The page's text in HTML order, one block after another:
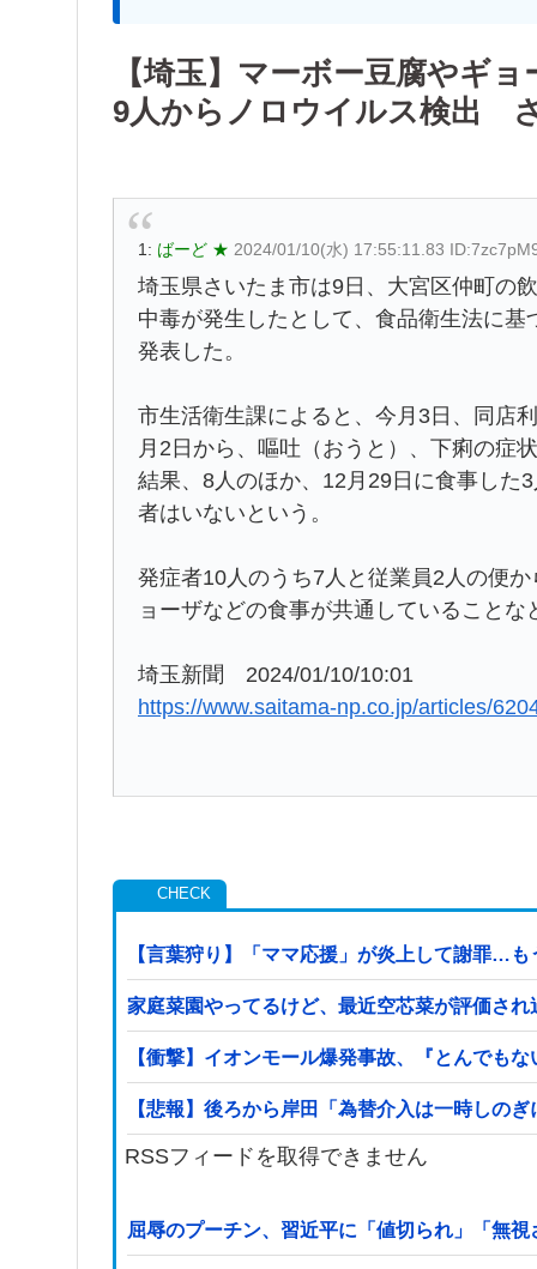
【埼玉】マーボー豆腐やギ
9人からノロウイルス検出
1: ばーど ★ 2024/01/10(水) 17:55:11.83
埼玉県さいたま市は9日、大宮区仲町の
中毒が発生したとして、食品衛生法に
発表した。
市生活衛生課によると、今月3日、同店
月2日から、嘔吐（おうと）、下痢の症
結果、8人のほか、12月29日に食事した
者はいないという。
発症者10人のうち7人と従業員2人の便
ョーザなどの食事が共通していること
埼玉新聞 2024/01/10/10:01
https://www.saitama-np.co.jp/articles/
【言葉狩り】「ママ応援」が炎上して謝罪…も
家庭菜園やってるけど、最近空芯菜が評価さ
【衝撃】イオンモール爆発事故、『とんでも
【悲報】後ろから岸田「為替介入は一時しの
RSSフィードを取得できません
屈辱のプーチン、習近平に「値切られ」「無